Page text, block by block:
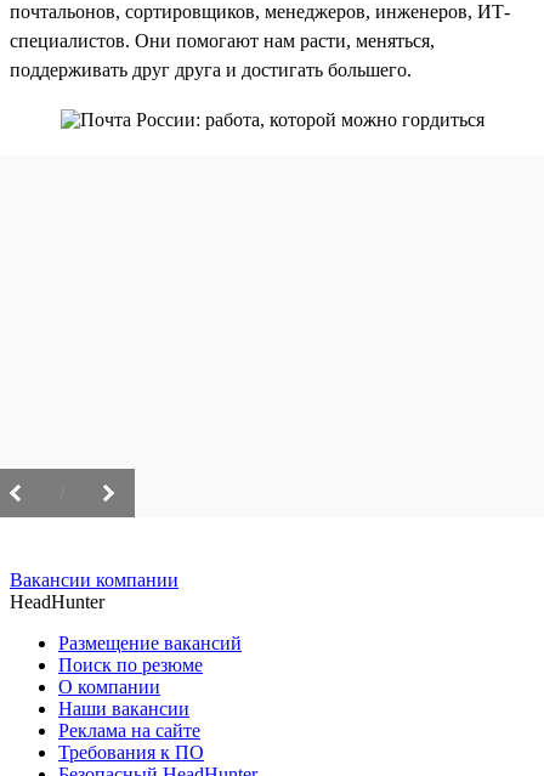
почтальонов, сортировщиков, менеджеров, инженеров, ИТ-
специалистов. Они помогают нам расти, меняться,
поддерживать друг друга и достигать большего.
Вакансии компании
HeadHunter
Размещение вакансий
Поиск по резюме
О компании
Наши вакансии
Реклама на сайте
Требования к ПО